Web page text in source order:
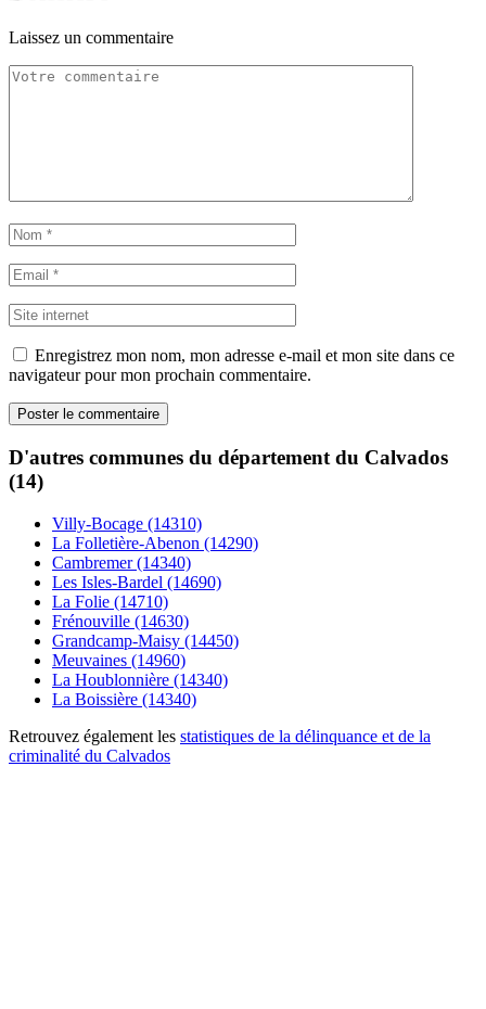
Laissez un commentaire
Enregistrez mon nom, mon adresse e-mail et mon site dans ce
navigateur pour mon prochain commentaire.
D'autres communes du département du Calvados
(14)
Villy-Bocage (14310)
La Folletière-Abenon (14290)
Cambremer (14340)
Les Isles-Bardel (14690)
La Folie (14710)
Frénouville (14630)
Grandcamp-Maisy (14450)
Meuvaines (14960)
La Houblonnière (14340)
La Boissière (14340)
Retrouvez également les statistiques de la délinquance et de la
criminalité du Calvados